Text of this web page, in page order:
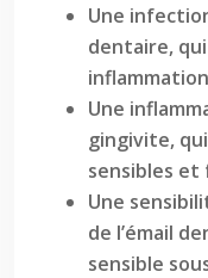
Une
dentaire,
Une
gingivite,
sensibles et
Une
de l’émail
sensible